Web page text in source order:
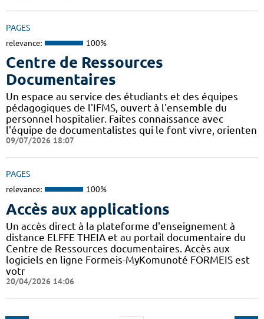
PAGES
relevance: 100%
Centre de Ressources
Documentaires
Un espace au service des étudiants et des équipes
pédagogiques de l'IFMS, ouvert à l'ensemble du
personnel hospitalier. Faites connaissance avec
l'équipe de documentalistes qui le font vivre, orienten
09/07/2026 18:07
PAGES
relevance: 100%
Accès aux applications
Un accès direct à la plateforme d'enseignement à
distance ELFFE THEIA et au portail documentaire du
Centre de Ressources documentaires. Accès aux
logiciels en ligne Formeis-MyKomunoté FORMEIS est
votr
20/04/2026 14:06